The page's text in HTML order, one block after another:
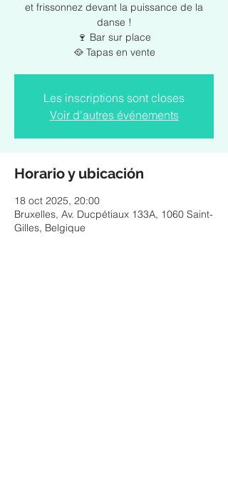
et frissonnez devant la puissance de la
danse !
🍷 Bar sur place
🥘 Tapas en vente
Les inscriptions sont closes
Voir d'autres événements
Horario y ubicación
18 oct 2025, 20:00
Bruxelles, Av. Ducpétiaux 133A, 1060 Saint-
Gilles, Belgique